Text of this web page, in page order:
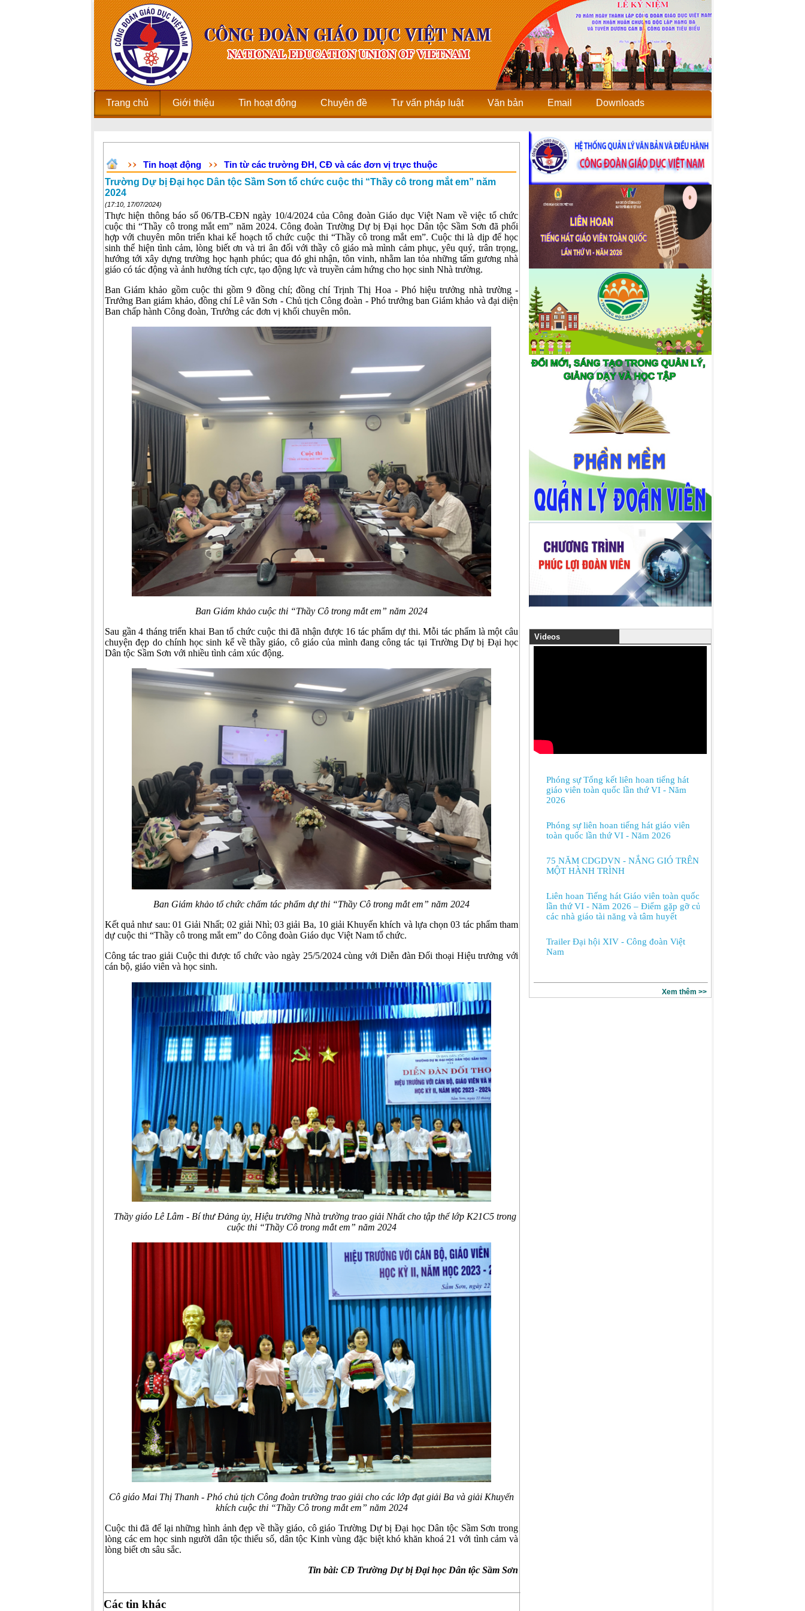
Trang chủ Giới thiệu Tin hoạt động Chuyên đề Tư vấn pháp luật Văn bản Email Downloads
Tin hoạt động
Tin từ các trường ĐH, CĐ và các đơn vị trực thuộc
Trường Dự bị Đại học Dân tộc Sầm Sơn tổ chức cuộc thi “Thầy cô trong mắt em” năm
2024
(17:10, 17/07/2024)
Thực hiện thông báo số 06/TB-CĐN ngày 10/4/2024 của Công đoàn Giáo dục Việt Nam về việc tổ chức
cuộc thi “Thầy cô trong mắt em” năm 2024. Công đoàn Trường Dự bị Đại học Dân tộc Sầm Sơn đã phối
hợp với chuyên môn triển khai kế hoạch tổ chức cuộc thi “Thầy cô trong mắt em”. Cuộc thi là dịp để học
sinh thể hiện tình cảm, lòng biết ơn và tri ân đối với thầy cô giáo mà mình cảm phục, yêu quý, trân trọng,
hướng tới xây dựng trường học hạnh phúc; qua đó ghi nhận, tôn vinh, nhằm lan tỏa những tấm gương nhà
giáo có tác động và ảnh hưởng tích cực, tạo động lực và truyền cảm hứng cho học sinh Nhà trường.
Ban Giám khảo gồm cuộc thi gồm 9 đồng chí; đồng chí Trịnh Thị Hoa - Phó hiệu trưởng nhà trường -
Trưởng Ban giám khảo, đồng chí Lê văn Sơn - Chủ tịch Công đoàn - Phó trưởng ban Giám khảo và đại diện
Ban chấp hành Công đoàn, Trưởng các đơn vị khối chuyên môn.
Ban Giám khảo cuộc thi “Thầy Cô trong mắt em” năm 2024
Sau gần 4 tháng triển khai Ban tổ chức cuộc thi đã nhận được 16 tác phẩm dự thi. Mỗi tác phẩm là một câu
chuyện đẹp do chính học sinh kể về thầy giáo, cô giáo của mình đang công tác tại Trường Dự bị Đại học
Dân tộc Sầm Sơn với nhiều tình cảm xúc động.
Ban Giám khảo tổ chức chấm tác phẩm dự thi “Thầy Cô trong mắt em” năm 2024
Kết quả như sau: 01 Giải Nhất; 02 giải Nhì; 03 giải Ba, 10 giải Khuyến khích và lựa chọn 03 tác phẩm tham
dự cuộc thi “Thầy cô trong mắt em” do Công đoàn Giáo dục Việt Nam tổ chức.
Công tác trao giải Cuộc thi được tổ chức vào ngày 25/5/2024 cùng với Diễn đàn Đối thoại Hiệu trưởng với
cán bộ, giáo viên và học sinh.
Thầy giáo Lê Lâm - Bí thư Đảng ủy, Hiệu trưởng Nhà trường trao giải Nhấtcho tập thể lớp K21C5 trong
cuộc thi “Thầy Cô trong mắt em” năm 2024
Cô giáo Mai Thị Thanh - Phó chủ tịch Công đoàn trường trao giải cho các lớp đạt giải Ba và giải Khuyến
khích cuộc thi “Thầy Cô trong mắt em” năm 2024
Cuộc thi đã để lại những hình ảnh đẹp về thầy giáo, cô giáo Trường Dự bị Đại học Dân tộc Sầm Sơn trong
lòng các em học sinh người dân tộc thiểu số, dân tộc Kinh vùng đặc biệt khó khăn khoá 21 với tình cảm và
lòng biết ơn sâu sắc.
Tin bài: CĐ Trường Dự bị Đại học Dân tộc Sầm Sơn
Các tin khác
Videos
Phóng sự Tổng kết liên hoan tiếng hát
giáo viên toàn quốc lần thứ VI - Năm
2026
Phóng sự liên hoan tiếng hát giáo viên
toàn quốc lần thứ VI - Năm 2026
75 NĂM CDGDVN - NẮNG GIÓ TRÊN
MỘT HÀNH TRÌNH
Liên hoan Tiếng hát Giáo viên toàn quốc
lần thứ VI - Năm 2026 – Điểm gặp gỡ của
các nhà giáo tài năng và tâm huyết
Trailer Đại hội XIV - Công đoàn Việt
Nam
Xem thêm >>